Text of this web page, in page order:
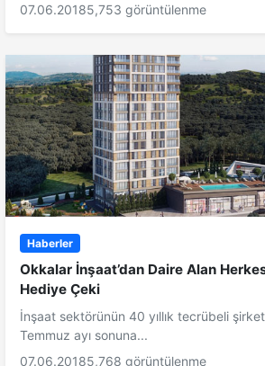
07.06.20185,753 görüntülenme
Haberler
Okkalar İnşaat’dan Daire Alan
Hediye Çeki
İnşaat sektörünün 40 yıllık tecrübeli
Temmuz ayı sonuna...
07.06.20185,768 görüntülenme